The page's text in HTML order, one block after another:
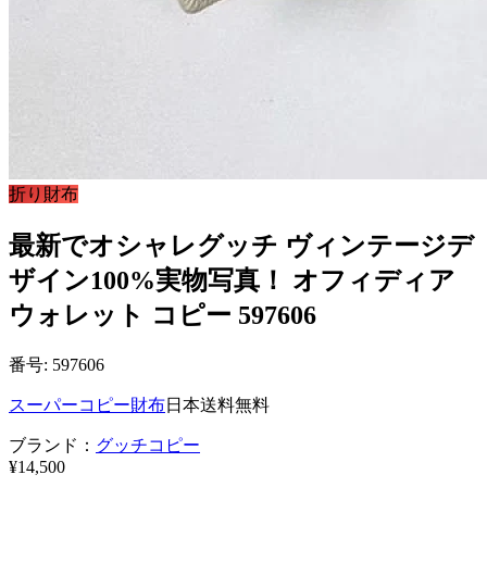
折り財布
最新でオシャレグッチ ヴィンテージデ
ザイン100%実物写真！ オフィディア
ウォレット コピー 597606
番号: 597606
スーパーコピー財布日本送料無料
ブランド： グッチコピー
¥14,500